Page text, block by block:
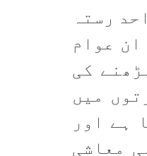
رستہ
عوام
کی
میں
ہے اور